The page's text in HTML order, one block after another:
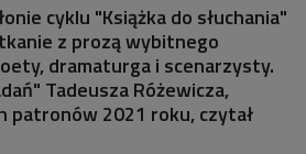
cyklu "Książka do słuchania"
z prozą wybitnego
dramaturga i scenarzysty.
Tadeusza Różewicza,
patronów 2021 roku, czytał